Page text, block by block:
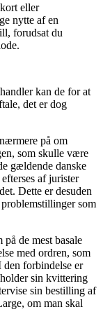
eller
nytte af en
forudsat du
kan de for at
det er dog
på om
som skulle være
gældende danske
af jurister
Dette er desuden
som
de mest basale
med ordren, som
forbindelse er
sin kvittering
sin bestilling af
om man skal